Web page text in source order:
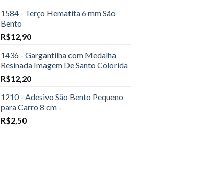
1584 - Terço Hematita 6 mm São
Bento
R$12,90
1436 - Gargantilha com Medalha
Resinada Imagem De Santo Colorida
R$12,20
1210 - Adesivo São Bento Pequeno
para Carro 8 cm -
R$2,50